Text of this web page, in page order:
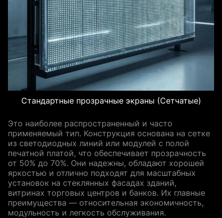
Стандартные прозрачные экраны (Сетчатые)
Это наиболее распространенный и часто
применяемый тип. Конструкция основана на сетке
из светодиодных линий или модулей с полой
печатной платой, что обеспечивает прозрачность
от 50% до 70%. Они надежны, обладают хорошей
яркостью и отлично подходят для масштабных
установок на стеклянных фасадах зданий,
витринах торговых центров и банков. Их главные
преимущества — относительная экономичность,
модульность и легкость обслуживания.